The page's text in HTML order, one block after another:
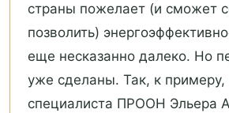
страны пожелает (и сможет
позволить)
еще несказанно далеко. Но
уже сделаны. Так, к примеру,
специалиста ПРООН Эльера